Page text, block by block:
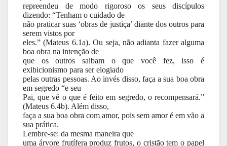
repreendeu de modo rigoroso os seus discípulos
dizendo: “Tenham o cuidado de
não praticar suas ‘obras de justiça’ diante dos outros para
serem vistos por
eles.” (Mateus 6.1a). Ou seja, não adianta fazer alguma
boa obra na intenção de
que os outros saibam o que você fez, isso é
exibicionismo para ser elogiado
pelas outras pessoas. Ao invés disso, faça a sua boa obra
em segredo “e seu
Pai, que vê o que é feito em segredo, o recompensará.”
(Mateus 6.4b). Além disso,
faça a sua boa obra com amor, pois sem amor é em vão a
sua prática.
Lembre-se: da mesma maneira que
uma árvore frutífera produz frutos, o cristão tem o papel